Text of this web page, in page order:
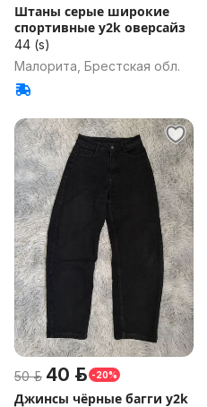
Штаны серые широкие
спортивные y2k оверсайз
44 (s)
Малорита, Брестская обл.
50 р. 40 р. -20%
Джинсы чёрные багги y2k